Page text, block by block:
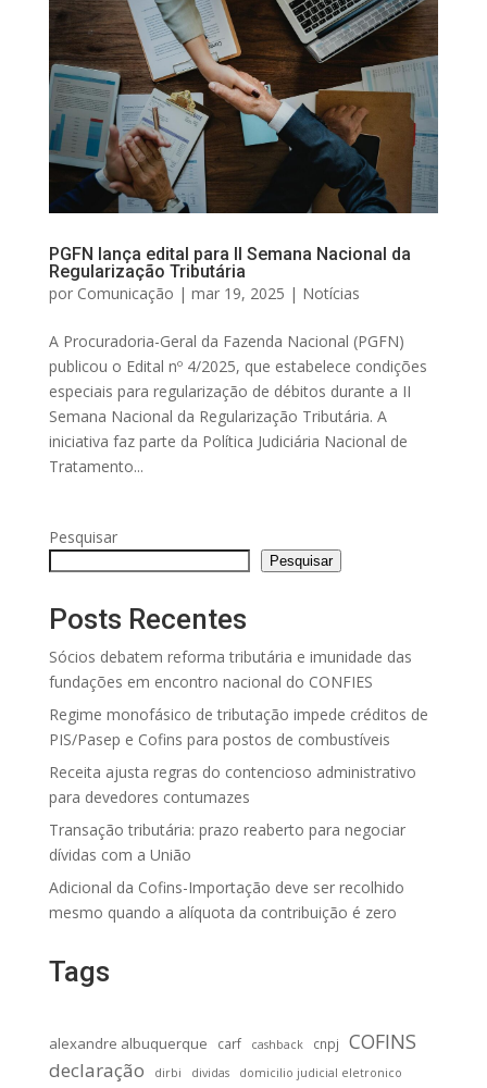
PGFN lança edital para II Semana Nacional da
Regularização Tributária
por Comunicação | mar 19, 2025 | Notícias
A Procuradoria-Geral da Fazenda Nacional (PGFN)
publicou o Edital nº 4/2025, que estabelece condições
especiais para regularização de débitos durante a II
Semana Nacional da Regularização Tributária. A
iniciativa faz parte da Política Judiciária Nacional de
Tratamento...
Pesquisar
Pesquisar
Posts Recentes
Sócios debatem reforma tributária e imunidade das
fundações em encontro nacional do CONFIES
Regime monofásico de tributação impede créditos de
PIS/Pasep e Cofins para postos de combustíveis
Receita ajusta regras do contencioso administrativo
para devedores contumazes
Transação tributária: prazo reaberto para negociar
dívidas com a União
Adicional da Cofins-Importação deve ser recolhido
mesmo quando a alíquota da contribuição é zero
Tags
alexandre albuquerque carf cashback cnpj COFINS
declaração dirbi dividas domicilio judicial eletronico